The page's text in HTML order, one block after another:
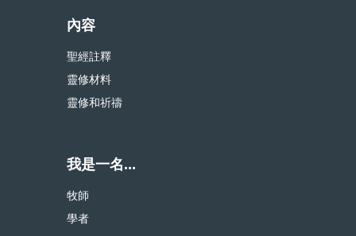
內容
聖經註釋
靈修材料
靈修和祈禱
我是一名...
牧師
學者